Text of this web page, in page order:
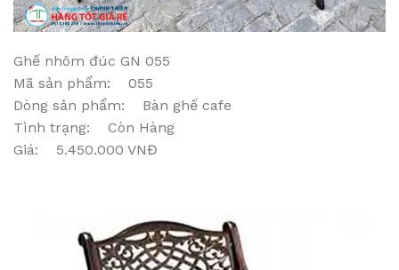
Ghế nhôm đúc GN 055
Mã sản phẩm: 055
Dòng sản phẩm: Bàn ghế cafe
Tình trạng: Còn Hàng
Giá: 5.450.000 VNĐ